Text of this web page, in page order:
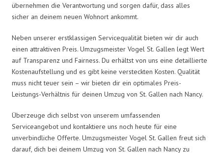
übernehmen die Verantwortung und sorgen dafür, dass alles
sicher an deinem neuen Wohnort ankommt.
Neben unserer erstklassigen Servicequalität bieten wir dir auch
einen attraktiven Preis. Umzugsmeister Vogel St. Gallen legt Wert
auf Transparenz und Fairness. Du erhältst von uns eine detaillierte
Kostenaufstellung und es gibt keine versteckten Kosten. Qualität
muss nicht teuer sein – wir bieten dir ein optimales Preis-
Leistungs-Verhältnis für deinen Umzug von St. Gallen nach Nancy.
Überzeuge dich selbst von unserem umfassenden
Serviceangebot und kontaktiere uns noch heute für eine
unverbindliche Offerte. Umzugsmeister Vogel St. Gallen freut sich
darauf, dich bei deinem Umzug von St. Gallen nach Nancy zu